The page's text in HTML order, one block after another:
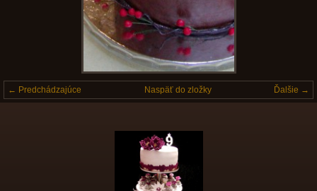
← Predchádzajúce Ďalšie →
Naspäť do zložky